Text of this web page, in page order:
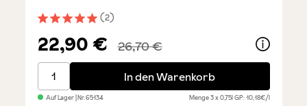
Durchschnittliche Bewertung von 5 von 5 Sternen
(2)
22,90 € 26,70 €
Alkoholfreier Bellini - 3er Sparset
In den Warenkorb
Auf Lager| Nr.65134 Menge3 x 0,75lGP: 10,18€/l